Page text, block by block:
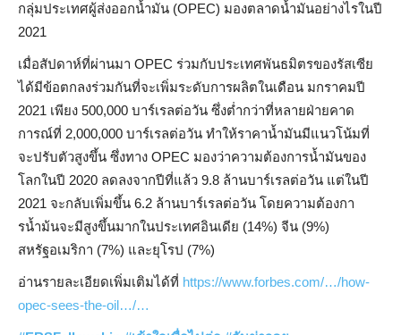
กลุ่มประเทศผู้ส่งออกน้ำมัน (OPEC) มองตลาดน้ำมันอย่างไรในปี
2021
เมื่อสัปดาห์ที่ผ่านมา OPEC ร่วมกับประเทศพันธมิตรของรัสเซีย
ได้มีข้อตกลงร่วมกันที่จะเพิ่มระดับการผลิตในเดือน มกราคมปี
2021 เพียง 500,000 บาร์เรลต่อวัน ซึ่งต่ำกว่าที่หลายฝ่ายคาด
การณ์ที่ 2,000,000 บาร์เรลต่อวัน ทำให้ราคาน้ำมันมีแนวโน้มที่
จะปรับตัวสูงขึ้น ซึ่งทาง OPEC มองว่าความต้องการน้ำมันของ
โลกในปี 2020 ลดลงจากปีที่แล้ว 9.8 ล้านบาร์เรลต่อวัน แต่ในปี
2021 จะกลับเพิ่มขึ้น 6.2 ล้านบาร์เรลต่อวัน โดยความต้องกา
รน้ำม้นจะมีสูงขึ้นมากในประเทศอินเดีย (14%) จีน (9%)
สหรัฐอเมริกา (7%) และยุโรป (7%)
อ่านรายละเอียดเพิ่มเติมได้ที่ https://www.forbes.com/…/how-
opec-sees-the-oil…/…